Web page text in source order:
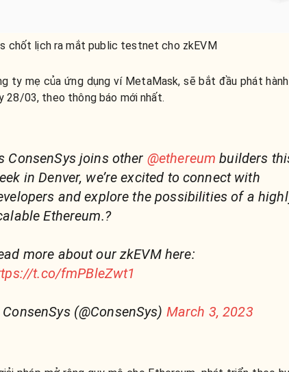
chốt lịch ra mắt public testnet cho zkEVM
ty mẹ của ứng dụng ví MetaMask, sẽ bắt đầu phát
28/03, theo thông báo mới nhất.
ConsenSys joins other @ethereum builders
in Denver, we’re excited to connect with
and explore the possibilities of a
Ethereum.?
more about our zkEVM here:
t.co/fmPBleZwt1
(@ConsenSys) March 3, 2023